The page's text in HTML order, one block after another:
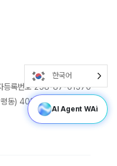
등록번호 258-87-01370
평동) 402호
AI Agent WAi
한국어